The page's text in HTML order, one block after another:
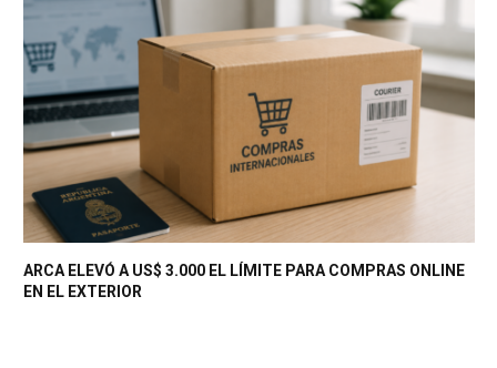
ARCA ELEVÓ A US$ 3.000 EL LÍMITE PARA COMPRAS ONLINE
EN EL EXTERIOR